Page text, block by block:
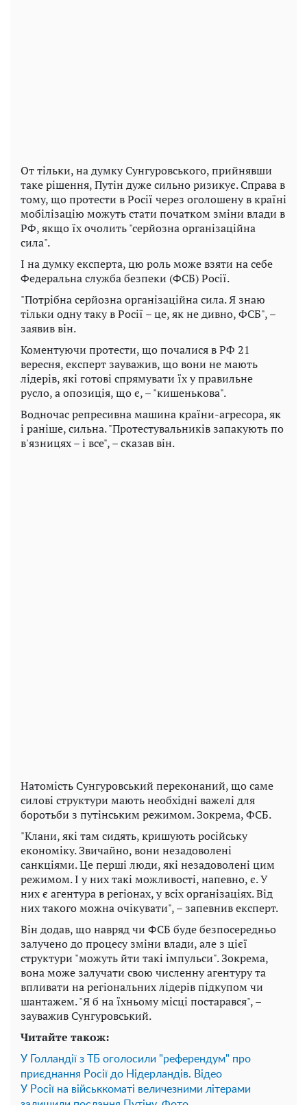
От тільки, на думку Сунгуровського, прийнявши
таке рішення, Путін дуже сильно ризикує. Справа в
тому, що протести в Росії через оголошену в країні
мобілізацію можуть стати початком зміни влади в
РФ, якщо їх очолить "серйозна організаційна
сила".
І на думку експерта, цю роль може взяти на себе
Федеральна служба безпеки (ФСБ) Росії.
"Потрібна серйозна організаційна сила. Я знаю
тільки одну таку в Росії – це, як не дивно, ФСБ", –
заявив він.
Коментуючи протести, що почалися в РФ 21
вересня, експерт зауважив, що вони не мають
лідерів, які готові спрямувати їх у правильне
русло, а опозиція, що є, – "кишенькова".
Водночас репресивна машина країни-агресора, як
і раніше, сильна. "Протестувальників запакують по
в'язницях – і все", – сказав він.
Натомість Сунгуровський переконаний, що саме
силові структури мають необхідні важелі для
боротьби з путінським режимом. Зокрема, ФСБ.
"Клани, які там сидять, кришують російську
економіку. Звичайно, вони незадоволені
санкціями. Це перші люди, які незадоволені цим
режимом. І у них такі можливості, напевно, є. У
них є агентура в регіонах, у всіх організаціях. Від
них такого можна очікувати", – запевнив експерт.
Він додав, що навряд чи ФСБ буде безпосередньо
залучено до процесу зміни влади, але з цієї
структури "можуть йти такі імпульси". Зокрема,
вона може залучати свою численну агентуру та
впливати на регіональних лідерів підкупом чи
шантажем. "Я б на їхньому місці постарався", –
зауважив Сунгуровський.
Читайте також:
У Голландії з ТБ оголосили "референдум" про
приєднання Росії до Нідерландів. Відео
У Росії на військкоматі величезними літерами